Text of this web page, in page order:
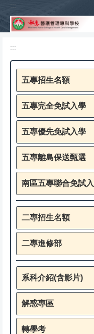
跳
到
內
容
:::
:::
五專招生名額
五專完全免試入學
五專優先免試入學
五專離島保送甄選
南區五專聯合免試
二專招生名額
二專進修部
系科介紹(含影片)
解惑專區
轉學考